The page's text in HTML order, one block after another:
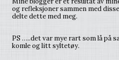
og refleksjoner sammen med
delte dette med meg.
PS …..det var mye rart som lå på
komle og litt syltetøy.